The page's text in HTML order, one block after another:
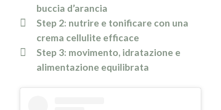
buccia d’arancia
Step 2: nutrire e tonificare con una
crema cellulite efficace
Step 3: movimento, idratazione e
alimentazione equilibrata